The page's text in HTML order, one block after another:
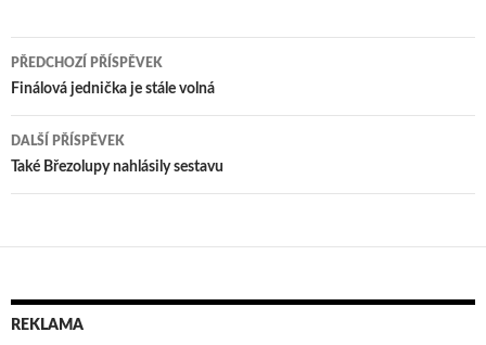
Navigace
pro
příspěvek
PŘEDCHOZÍ PŘÍSPĚVEK
Finálová jednička je stále volná
DALŠÍ PŘÍSPĚVEK
Také Březolupy nahlásily sestavu
REKLAMA